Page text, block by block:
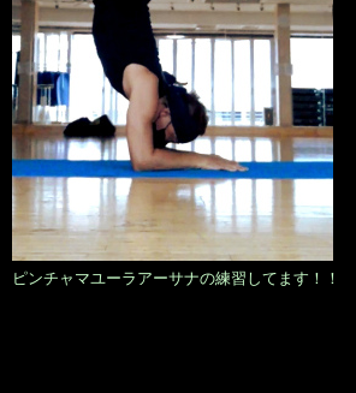
ピンチャマユーラアーサナの練習してます！！